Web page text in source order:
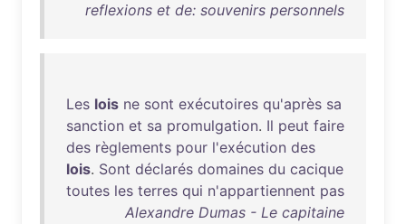
reflexions et de: souvenirs personnels
Les lois ne sont exécutoires qu'après sa
sanction et sa promulgation. Il peut faire
des règlements pour l'exécution des
lois. Sont déclarés domaines du cacique
toutes les terres qui n'appartiennent pas
Alexandre Dumas - Le capitaine